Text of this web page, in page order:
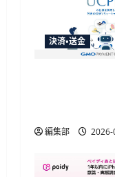
決済・送金
編集部